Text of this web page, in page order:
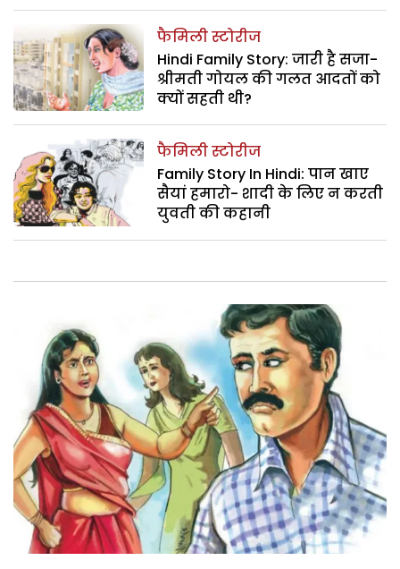
फैमिली स्टोरीज
Hindi Family Story: जारी है सजा-
श्रीमती गोयल की गलत आदतों को
क्यों सहती थी?
फैमिली स्टोरीज
Family Story In Hindi: पान खाए
सैयां हमारो- शादी के लिए न करती
युवती की कहानी